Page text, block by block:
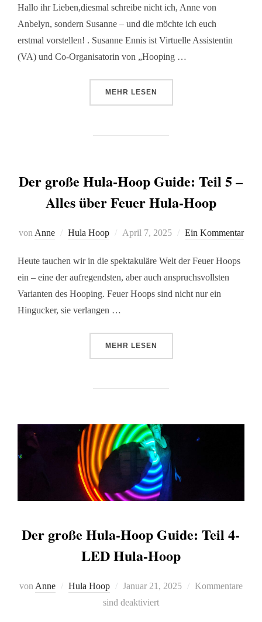
Hallo ihr Lieben,diesmal schreibe nicht ich, Anne von
Anbelyn, sondern Susanne – und die möchte ich euch
erstmal vorstellen! . Susanne Ennis ist Virtuelle Assistentin
(VA) und Co-Organisatorin von „Hooping …
MEHR LESEN
Der große Hula-Hoop Guide: Teil 5 –
Alles über Feuer Hula-Hoop
von Anne Hula Hoop April 7, 2025 Ein Kommentar
Heute tauchen wir in die spektakuläre Welt der Feuer Hoops
ein – eine der aufregendsten, aber auch anspruchsvollsten
Varianten des Hooping. Feuer Hoops sind nicht nur ein
Hingucker, sie verlangen …
MEHR LESEN
Der große Hula-Hoop Guide: Teil 4-
LED Hula-Hoop
von Anne Hula Hoop Januar 21, 2025
Kommentare
sind deaktiviert